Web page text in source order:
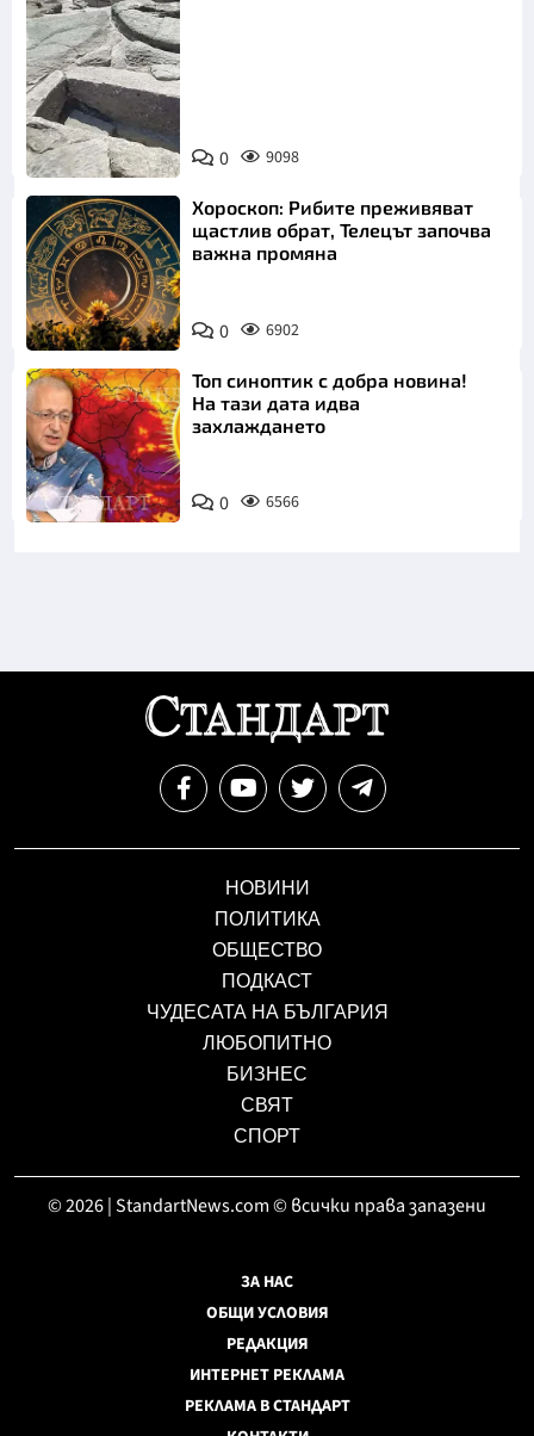
Снимка:
Bulgaria ON
AIR
0 9098
Хороскоп: Рибите преживяват
щастлив обрат, Телецът започва
важна промяна
0 6902
Топ синоптик с добра новина!
На тази дата идва
захлаждането
0 6566
НОВИНИ
ПОЛИТИКА
ОБЩЕСТВО
ПОДКАСТ
ЧУДЕСАТА НА БЪЛГАРИЯ
ЛЮБОПИТНО
БИЗНЕС
СВЯТ
СПОРТ
© 2026 | StandartNews.com © всички права запазени
ЗА НАС
ОБЩИ УСЛОВИЯ
РЕДАКЦИЯ
ИНТЕРНЕТ РЕКЛАМА
РЕКЛАМА В СТАНДАРТ